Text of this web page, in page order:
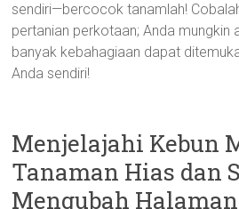
sendiri—bercocok tanamlah!
pertanian perkotaan; Anda mungkin
banyak kebahagiaan dapat
Anda sendiri!
Menjelajahi Kebun
Tanaman Hias dan
Mengubah